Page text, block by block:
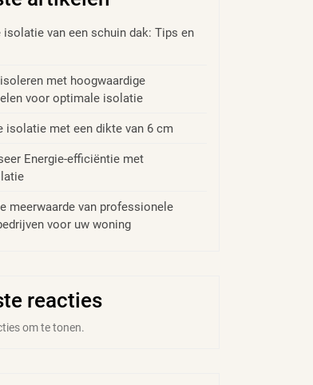
isolatie van een schuin dak: Tips en
met hoogwaardige
voor optimale isolatie
isolatie met een dikte van 6 cm
Energie-efficiëntie met
meerwaarde van professionele
voor uw woning
reacties
om te tonen.